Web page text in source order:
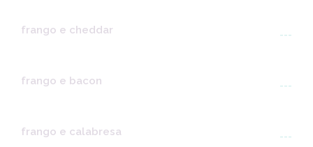
frango e cheddar ---
frango e bacon ---
frango e calabresa ---